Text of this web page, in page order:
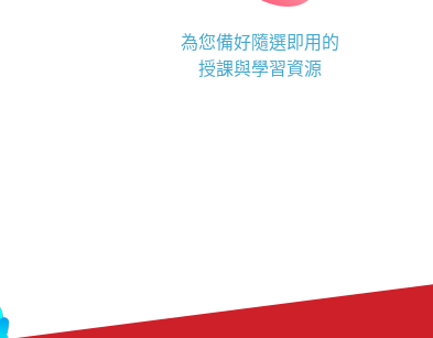
為您備好隨選即用的
授課與學習資源